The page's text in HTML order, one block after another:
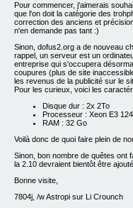
Pour commencer, j'aimerais
que l'on doit la catégorie des
correction des anciens et
n'en demande pas tant :)
Sinon, dofus2.org a de nouveau
rappel, un serveur est un
entreprise qui s'occupera
coupures (plus de site
les revenus de la publicité sur le
Pour les curieux, voici les
Disque dur : 2x 2To
Processeur : Xeon E3
RAM : 32 Go
Voilà donc de quoi faire plein de
Sinon, bon nombre de quêtes ont
la 2.10 devraient bientôt être
Bonne visite,
7804j, /w Astropi sur Li Crounch